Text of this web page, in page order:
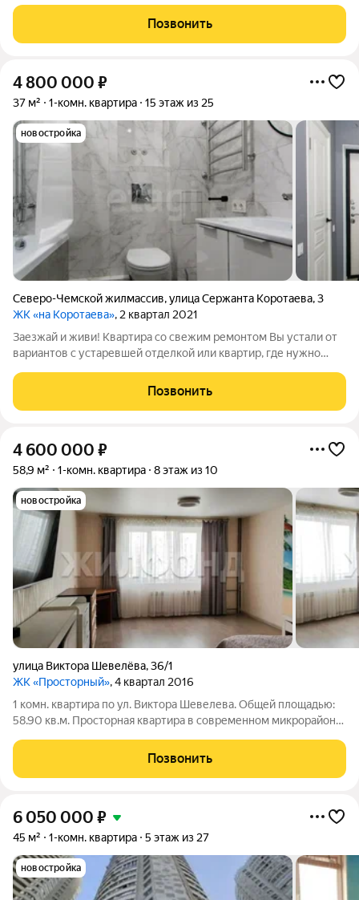
комфортная планировка. Рациональное и эргономичное
расположение всех элементов пространства,
Позвонить
4 800 000 ₽
37 м² 1-комн. квартира 15 этаж из 25
новостройка
Северо-Чемской жилмассив,улица Сержанта Коротаева,3
ЖК «на Коротаева», 2 квартал 2021
Заезжай и живи! Квартира со свежим ремонтом Вы устали от
вариантов с устаревшей отделкой или квартир, где нужно
из 10. Сделан
Позвонить
4 600 000 ₽
58,9 м² 1-комн. квартира 8 этаж из 10
новостройка
улица Виктора Шевелёва,36/1
ЖК «Просторный», 4 квартал 2016
1 комн. квартира по ул. Виктора Шевелева. Общей площадью:
58.90 кв.м. Просторная квартира в современном микрорайоне.
солнце во второй половине дня. -просторная кухня- гостиная
(16,6 м2) .
Позвонить
6 050 000 ₽
45 м² 1-комн. квартира 5 этаж из 27
новостройка